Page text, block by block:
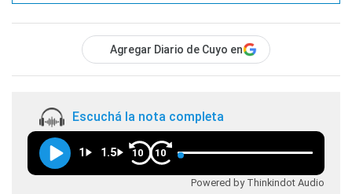
Agregar Diario de Cuyo en
Escuchá la nota completa
1 1.5 10 10
Powered by Thinkindot Audio